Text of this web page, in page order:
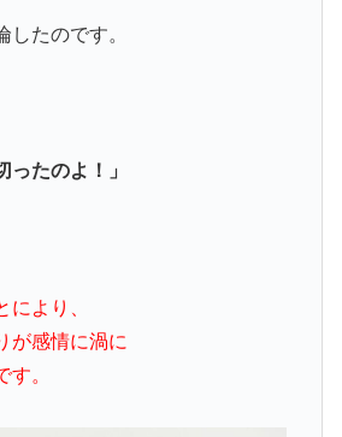
したのです。
ったのよ！」
により、
が感情に渦に
。